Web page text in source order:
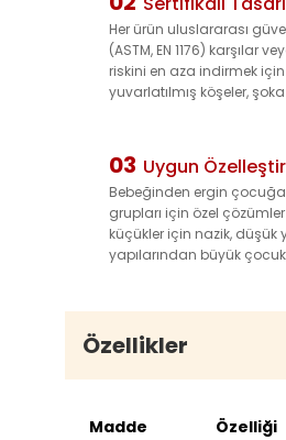
yıllarca korur, değiştirme
ve uzun vadeli kullanım
Her ürün uluslararası
(ASTM, EN 1176) karşılar
riskini en aza indirmek
yuvarlatılmış köşeler,
güvende olmasını
işletmecilerine rahatlık
03 Uygun
Bebeğinden ergin
grupları için özel
küçükler için nazik, düşük
yapılarından büyük
boyutlarına ve temalara
uzay, doğa) uyarlanabilir,
uygun benzersiz ve ilgi
yaratmanıza olanak tanır.
Özellikler
Madde Özelliği